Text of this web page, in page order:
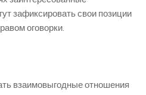
зафиксировать свои позиции
оговорки.
взаимовыгодные отношения